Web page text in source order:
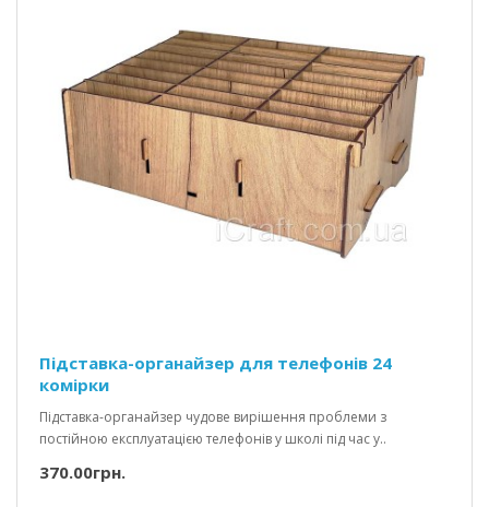
Підставка-органайзер для телефонів 24
комірки
Підставка-органайзер чудове вирішення проблеми з
постійною експлуатацією телефонів у школі під час у..
370.00грн.